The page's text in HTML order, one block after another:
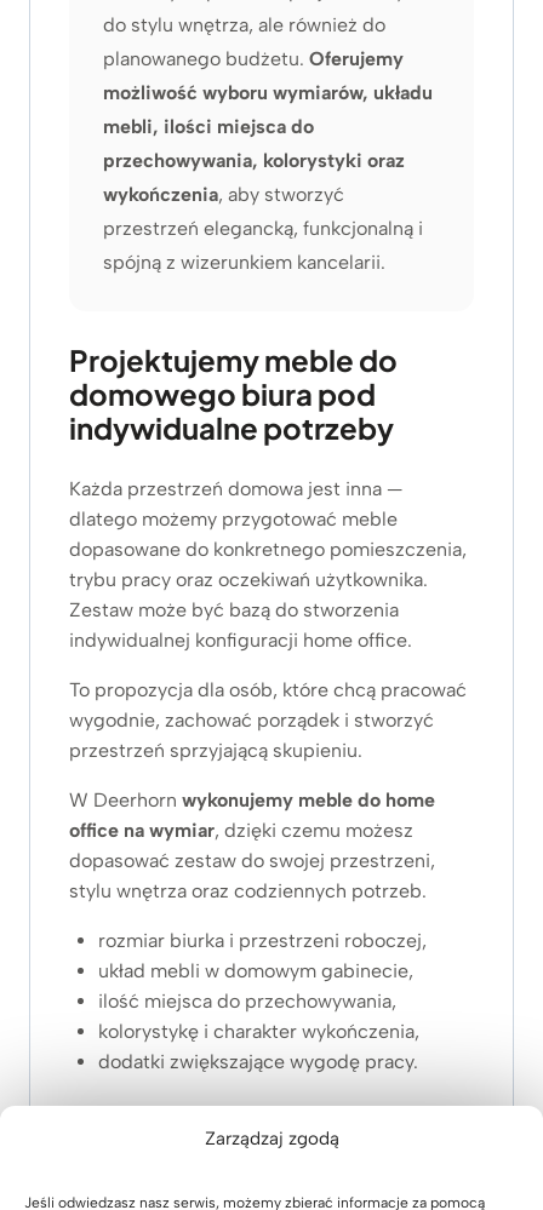
Zarządzaj zgodą
Jeśli odwiedzasz nasz serwis, możemy zbierać informacje za pomocą
do stylu wnętrza, ale również do
planowanego budżetu. Oferujemy
możliwość wyboru wymiarów, układu
mebli, ilości miejsca do
przechowywania, kolorystyki oraz
wykończenia, aby stworzyć
przestrzeń elegancką, funkcjonalną i
spójną z wizerunkiem kancelarii.
Projektujemy meble do
domowego biura pod
indywidualne potrzeby
Każda przestrzeń domowa jest inna —
dlatego możemy przygotować meble
dopasowane do konkretnego pomieszczenia,
trybu pracy oraz oczekiwań użytkownika.
Zestaw może być bazą do stworzenia
indywidualnej konfiguracji home office.
To propozycja dla osób, które chcą pracować
wygodnie, zachować porządek i stworzyć
przestrzeń sprzyjającą skupieniu.
W Deerhorn wykonujemy meble do home
office na wymiar, dzięki czemu możesz
dopasować zestaw do swojej przestrzeni,
stylu wnętrza oraz codziennych potrzeb.
rozmiar biurka i przestrzeni roboczej,
układ mebli w domowym gabinecie,
ilość miejsca do przechowywania,
kolorystykę i charakter wykończenia,
dodatki zwiększające wygodę pracy.
Zapraszamy do kontaktu
zestaw oraz przygotujemy indywidualną